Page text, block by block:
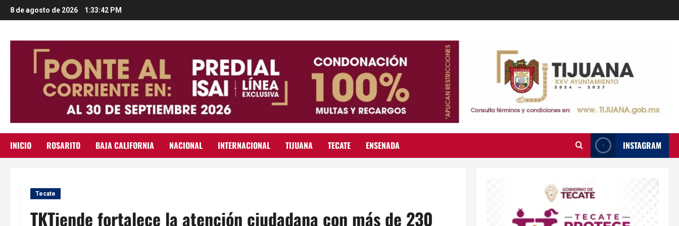
Saltar
al
8 de agosto de 2026 1:33:43 PM
INICIO ROSARITO BAJA CALIFORNIA NACIONAL INTERNACIONAL TIJUANA TECATE ENSENADA INSTAGRAM
Tecate
TKTiende fortalece la atención ciudadana con más de 230